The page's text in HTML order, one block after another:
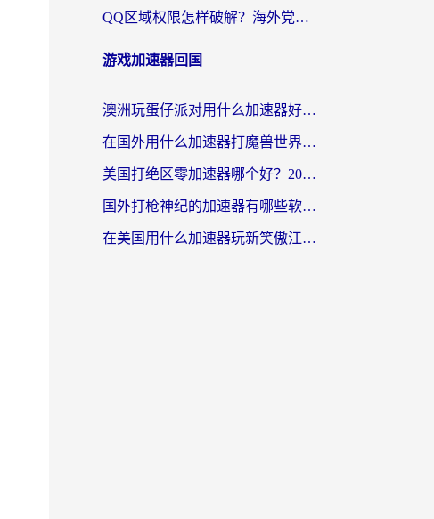
QQ区域权限怎样破解？海外党亲测有效的回国加速方案（附看剧看电影神器推荐）
游戏加速器回国
澳洲玩蛋仔派对用什么加速器好？留学生亲测有效的国服游戏加速指南
在国外用什么加速器打魔兽世界不卡？海外党国服游戏流畅指南
美国打绝区零加速器哪个好？2026海外玩家实测指南（附英国部落冲突梦幻西游加速技巧）
国外打枪神纪的加速器有哪些软件？2026海外玩家亲测实用指南
在美国用什么加速器玩新笑傲江湖比较好一点？海外玩家亲测的靠谱方案